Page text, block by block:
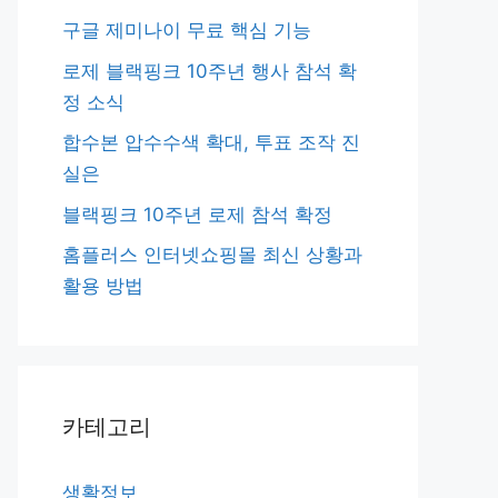
구글 제미나이 무료 핵심 기능
로제 블랙핑크 10주년 행사 참석 확
정 소식
합수본 압수수색 확대, 투표 조작 진
실은
블랙핑크 10주년 로제 참석 확정
홈플러스 인터넷쇼핑몰 최신 상황과
활용 방법
카테고리
생활정보